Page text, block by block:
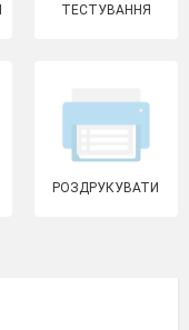
ТЕСТУВАННЯ
РОЗДРУКУВАТИ